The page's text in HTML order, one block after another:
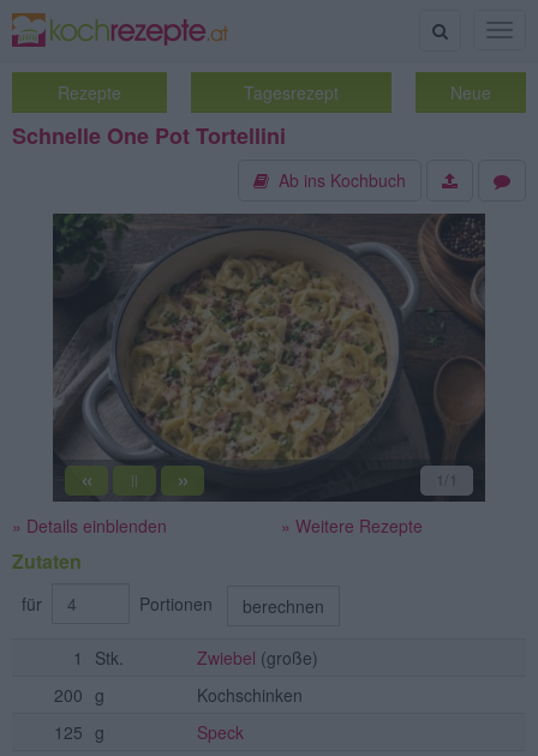
Suche
Rezepte Tagesrezept Neue
Schnelle One Pot Tortellini
Ab ins Kochbuch
« || » 1 /1
» Details einblenden » Weitere Rezepte
Zutaten
für Portionen berechnen
1 Stk. Zwiebel (große)
200 g
Kochschinken
125 g
Speck